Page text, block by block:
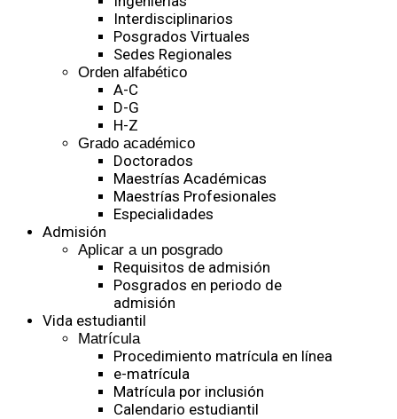
Interdisciplinarios
Posgrados Virtuales
Sedes Regionales
Orden alfabético
A-C
D-G
H-Z
Grado académico
Doctorados
Maestrías Académicas
Maestrías Profesionales
Especialidades
Admisión
Aplicar a un posgrado
Requisitos de admisión
Posgrados en periodo de
admisión
Vida estudiantil
Matrícula
Procedimiento matrícula en línea
e-matrícula
Matrícula por inclusión
Calendario estudiantil